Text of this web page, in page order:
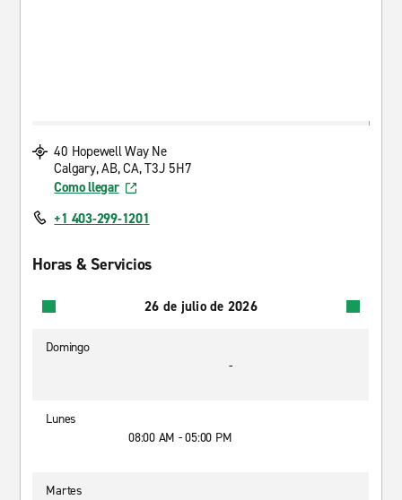
40 Hopewell Way Ne
Calgary, AB, CA, T3J 5H7
Como llegar
+1 403-299-1201
Horas & Servicios
26 de julio de 2026
Domingo
-
Lunes
08:00 AM - 05:00 PM
Martes